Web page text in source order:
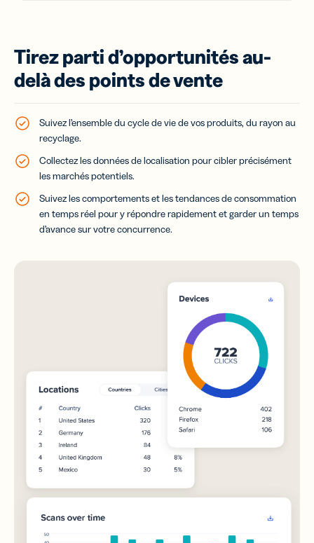
Tirez parti d’opportunités au-
delà des points de vente
Suivez l’ensemble du cycle de vie de vos produits, du rayon au
recyclage.
Collectez les données de localisation pour cibler précisément
les marchés potentiels.
Suivez les comportements et les tendances de consommation
en temps réel pour y répondre rapidement et garder un temps
d’avance sur votre concurrence.